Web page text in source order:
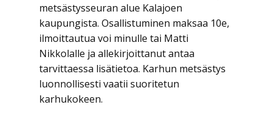
metsästysseuran alue Kalajoen
kaupungista. Osallistuminen maksaa 10e,
ilmoittautua voi minulle tai Matti
Nikkolalle ja allekirjoittanut antaa
tarvittaessa lisätietoa. Karhun metsästys
luonnollisesti vaatii suoritetun
karhukokeen.